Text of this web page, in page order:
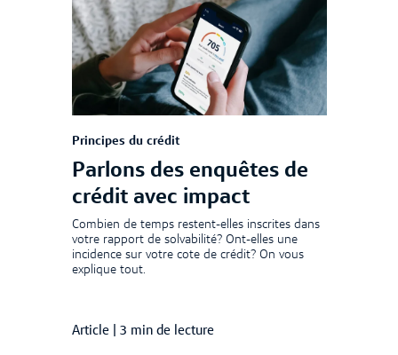
Principes du crédit
Parlons des enquêtes de
crédit avec impact
Combien de temps restent-elles inscrites dans
votre rapport de solvabilité? Ont-elles une
incidence sur votre cote de crédit? On vous
explique tout.
Article 3 min de lecture